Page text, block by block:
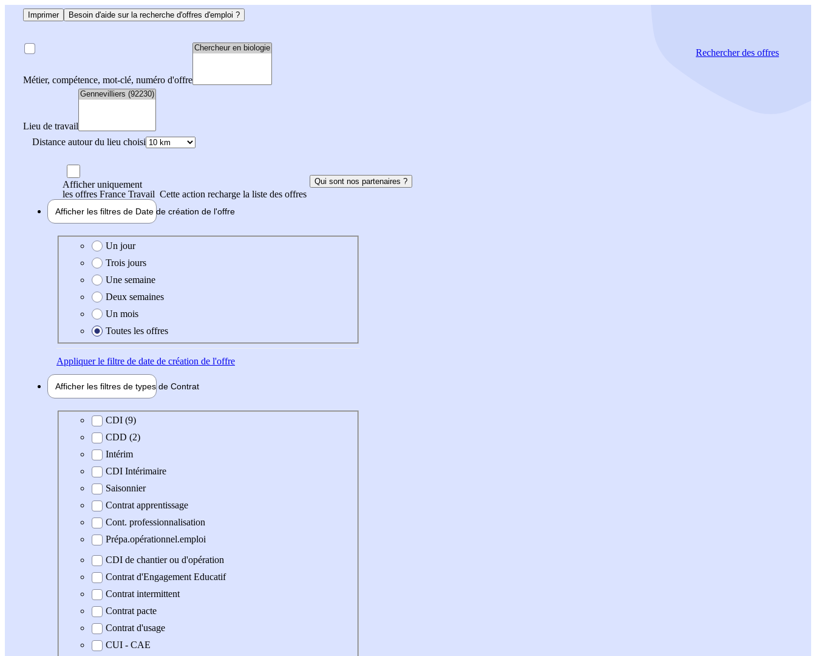
Imprimer Besoin d'aide sur la recherche d'offres d'emploi ?
Métier, compétence, mot-clé, numéro d'offre
Lieu de travail
Distance autour du lieu choisi
Rechercherdes offres
Afficher uniquement
les offres France Travail Cette action recharge la liste des offres
Qui sont nos partenaires ?
Afficher les filtres de Date de création de l'offre
Date de création de l'offre
Un jour
Trois jours
Une semaine
Deux semaines
Un mois
Toutes les offres
Appliquerle filtre de date de création de l'offre
Afficher les filtres de types de Contrat
Type de contrat
CDI (9)
CDD (2)
Intérim
CDI Intérimaire
Saisonnier
Contrat apprentissage
Cont. professionnalisation
Prépa.opérationnel.emploi
CDI de chantier ou d'opération
Contrat d'Engagement Educatif
Contrat intermittent
Contrat pacte
Contrat d'usage
CUI - CAE